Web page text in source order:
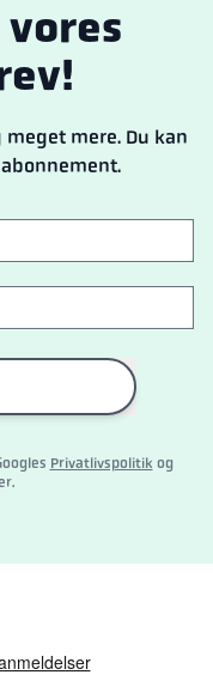
mere. Du kan
Privatlivspolitik og